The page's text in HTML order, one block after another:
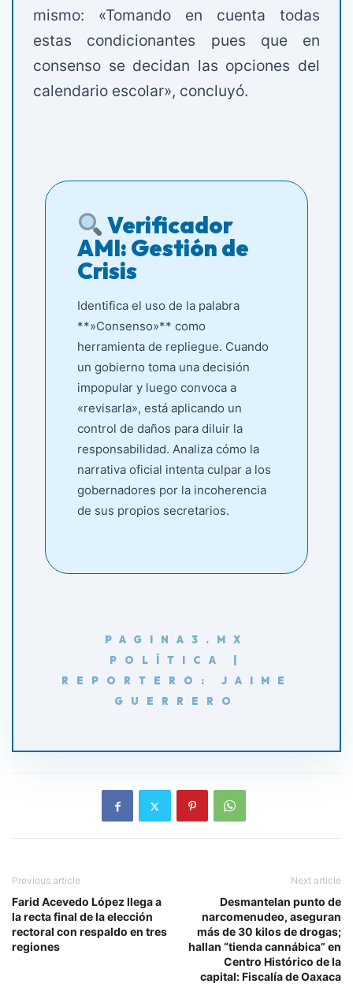
mismo: «Tomando en cuenta todas
estas condicionantes pues que en
consenso se decidan las opciones del
calendario escolar», concluyó.
Verificador
AMI: Gestión de
Crisis
Identifica el uso de la palabra
**»Consenso»** como
herramienta de repliegue. Cuando
un gobierno toma una decisión
impopular y luego convoca a
«revisarla», está aplicando un
control de daños para diluir la
responsabilidad. Analiza cómo la
narrativa oficial intenta culpar a los
gobernadores por la incoherencia
de sus propios secretarios.
PAGINA3.MX
POLÍTICA |
REPORTERO: JAIME
GUERRERO
Previous article
Farid Acevedo López llega a
la recta final de la elección
rectoral con respaldo en tres
regiones
Next article
Desmantelan punto de
narcomenudeo, aseguran
más de 30 kilos de drogas;
hallan “tienda cannábica” en
Centro Histórico de la
capital: Fiscalía de Oaxaca